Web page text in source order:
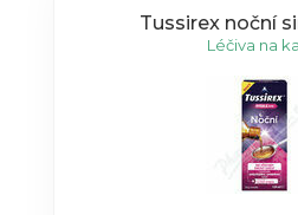
Tussirex noční
Léčiva na